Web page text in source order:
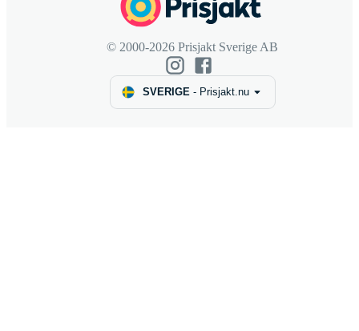
© 2000-2026 Prisjakt Sverige AB
SVERIGE- Prisjakt.nu